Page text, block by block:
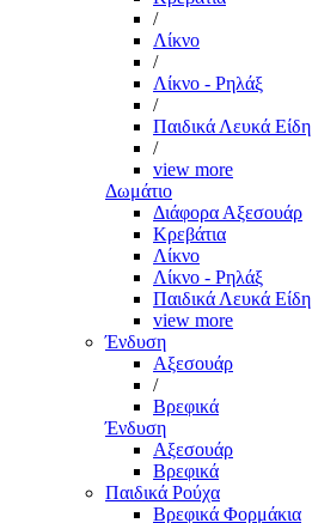
/
Λίκνο
/
Λίκνο - Ρηλάξ
/
Παιδικά Λευκά Είδη
/
view more
Δωμάτιο
Διάφορα Αξεσουάρ
Κρεβάτια
Λίκνο
Λίκνο - Ρηλάξ
Παιδικά Λευκά Είδη
view more
Ένδυση
Αξεσουάρ
/
Βρεφικά
Ένδυση
Αξεσουάρ
Βρεφικά
Παιδικά Ρούχα
Βρεφικά Φορμάκια